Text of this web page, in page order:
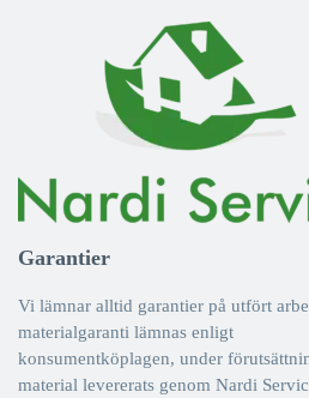
Garantier
Vi lämnar alltid garantier på utfört
materialgaranti lämnas enligt
konsumentköplagen, under
material levererats genom Nardi